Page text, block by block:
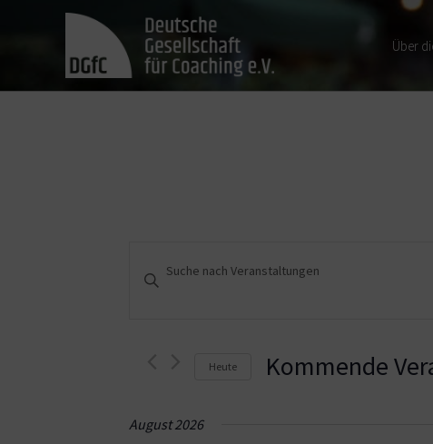
Über
Veranstaltungen
Suche
Ansichten,
Navigation
Schlüsselwort
Heute Kommende
August 2026